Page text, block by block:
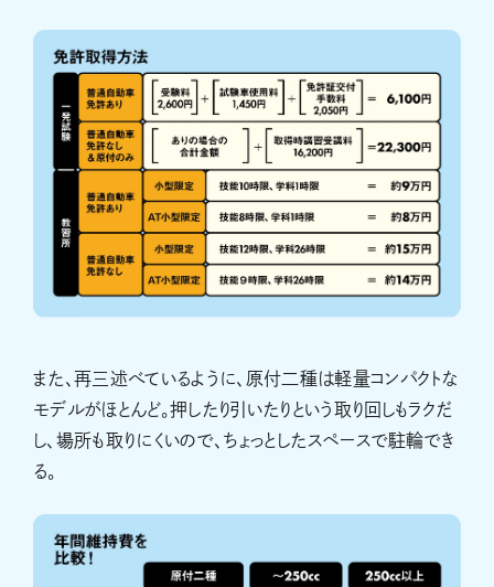
また、再三述べているように、原付二種は軽量コンパクトな
モデルがほとんど。押したり引いたりという取り回しもラクだ
し、場所も取りにくいので、ちょっとしたスペースで駐輪でき
る。